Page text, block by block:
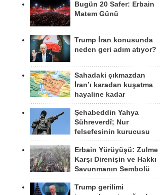
Bugün 20 Safer: Erbain
Matem Günü
Trump İran konusunda
neden geri adım atıyor?
Sahadaki çıkmazdan
İran’ı karadan kuşatma
hayaline kadar
Şehabeddin Yahya
Sühreverdî; Nur
felsefesinin kurucusu
Erbain Yürüyüşü: Zulme
Karşı Direnişin ve Hakkı
Savunmanın Sembolü
Trump gerilimi